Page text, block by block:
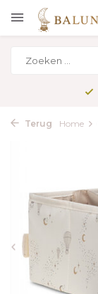
Terug Home